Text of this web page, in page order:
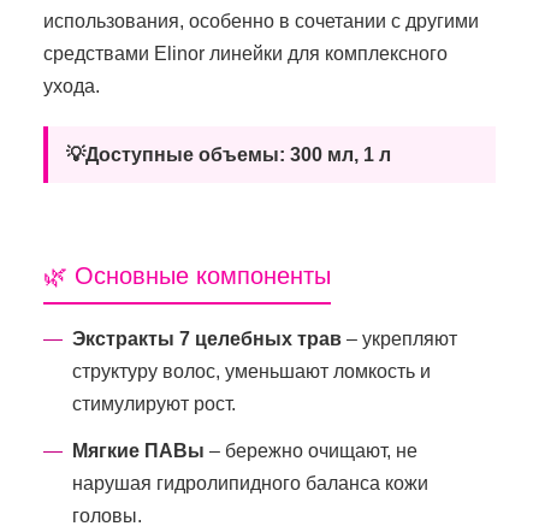
использования, особенно в сочетании с другими
средствами Elinor линейки для комплексного
ухода.
💡Доступные объемы: 300 мл, 1 л
🌿 Основные компоненты
Экстракты 7 целебных трав – укрепляют
структуру волос, уменьшают ломкость и
стимулируют рост.
Мягкие ПАВы – бережно очищают, не
нарушая гидролипидного баланса кожи
головы.